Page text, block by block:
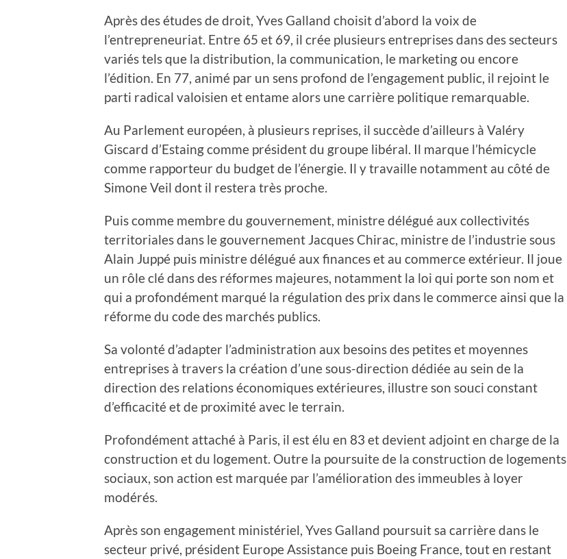
Après des études de droit, Yves Galland choisit d’abord la voix de
l’entrepreneuriat. Entre 65 et 69, il crée plusieurs entreprises dans des secteurs
variés tels que la distribution, la communication, le marketing ou encore
l’édition. En 77, animé par un sens profond de l’engagement public, il rejoint le
parti radical valoisien et entame alors une carrière politique remarquable.
Au Parlement européen, à plusieurs reprises, il succède d’ailleurs à Valéry
Giscard d’Estaing comme président du groupe libéral. Il marque l’hémicycle
comme rapporteur du budget de l’énergie. Il y travaille notamment au côté de
Simone Veil dont il restera très proche.
Puis comme membre du gouvernement, ministre délégué aux collectivités
territoriales dans le gouvernement Jacques Chirac, ministre de l’industrie sous
Alain Juppé puis ministre délégué aux finances et au commerce extérieur. Il joue
un rôle clé dans des réformes majeures, notamment la loi qui porte son nom et
qui a profondément marqué la régulation des prix dans le commerce ainsi que la
réforme du code des marchés publics.
Sa volonté d’adapter l’administration aux besoins des petites et moyennes
entreprises à travers la création d’une sous-direction dédiée au sein de la
direction des relations économiques extérieures, illustre son souci constant
d’efficacité et de proximité avec le terrain.
Profondément attaché à Paris, il est élu en 83 et devient adjoint en charge de la
construction et du logement. Outre la poursuite de la construction de logements
sociaux, son action est marquée par l’amélioration des immeubles à loyer
modérés.
Après son engagement ministériel, Yves Galland poursuit sa carrière dans le
secteur privé, président Europe Assistance puis Boeing France, tout en restant